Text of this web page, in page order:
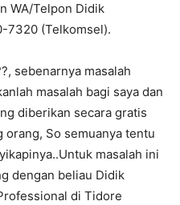
WA/Telpon Didik
7320 (Telkomsel).
sebenarnya masalah
masalah bagi saya dan
diberikan secara gratis
orang, So semuanya tentu
masalah ini
dengan beliau Didik
di Tidore